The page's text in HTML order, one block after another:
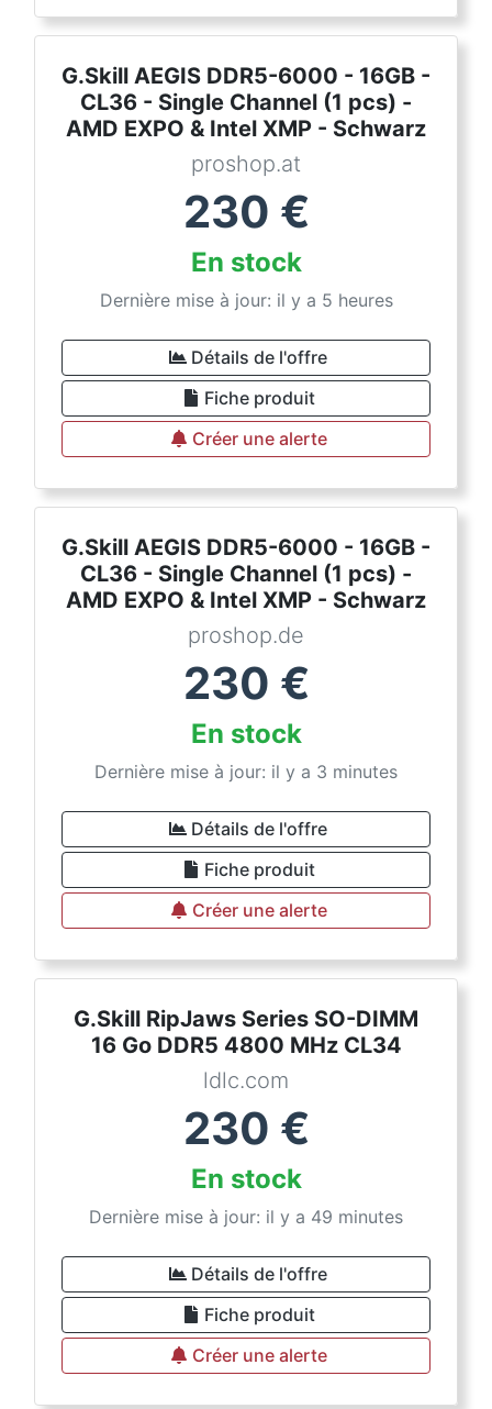
G.Skill AEGIS DDR5-6000 - 16GB -
CL36 - Single Channel (1 pcs) -
AMD EXPO & Intel XMP - Schwarz
proshop.at
230 €
En stock
Dernière mise à jour: il y a 5 heures
Détails de l'offre
Fiche produit
Créer une alerte
G.Skill AEGIS DDR5-6000 - 16GB -
CL36 - Single Channel (1 pcs) -
AMD EXPO & Intel XMP - Schwarz
proshop.de
230 €
En stock
Dernière mise à jour: il y a 3 minutes
Détails de l'offre
Fiche produit
Créer une alerte
G.Skill RipJaws Series SO-DIMM
16 Go DDR5 4800 MHz CL34
ldlc.com
230 €
En stock
Dernière mise à jour: il y a 49 minutes
Détails de l'offre
Fiche produit
Créer une alerte